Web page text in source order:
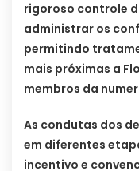
rigoroso controle
administrar os
permitindo
mais próximas a
membros da
As condutas dos
em diferentes
incentivo e